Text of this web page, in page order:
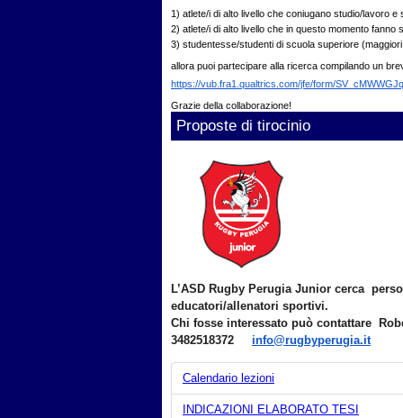
1) atlete/i di alto livello che coniugano studio/lavoro e
2) atlete/i di alto livello che in questo momento fanno
3) studentesse/studenti di scuola superiore
allora puoi partecipare alla ricerca compilando un
https://vub.fra1. qualtrics.com/jfe/form/SV_
Grazie della collaborazione!
Proposte di tirocinio
L’ASD Rugby Perugia Junior cerca
educatori/allenatori sportivi.
Chi fosse interessato può contattare
3482518372 info@rugbyperugia.it
Calendario lezioni
INDICAZIONI ELABORATO TESI